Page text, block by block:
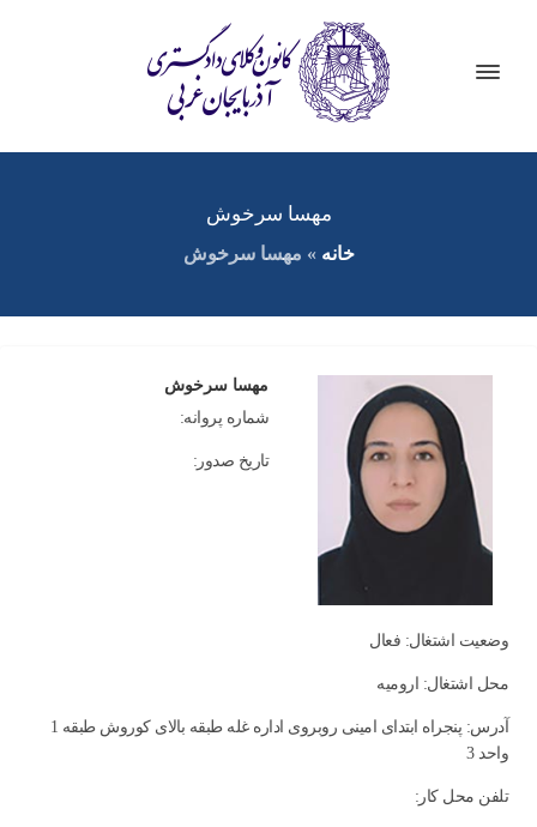
مهسا سرخوش
خانه » مهسا سرخوش
مهسا سرخوش
شماره پروانه:
تاریخ صدور:
وضعیت اشتغال: فعال
محل اشتغال: اروميه
آدرس: پنجراه ابتدای امینی روبروی اداره غله طبقه بالای کوروش طبقه 1
واحد 3
تلفن محل کار: